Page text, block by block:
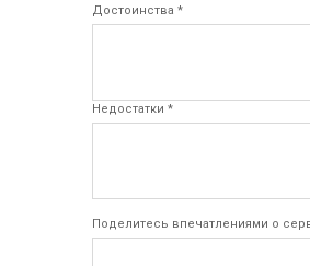
Достоинства *
Недостатки *
Поделитесь впечатлениями о